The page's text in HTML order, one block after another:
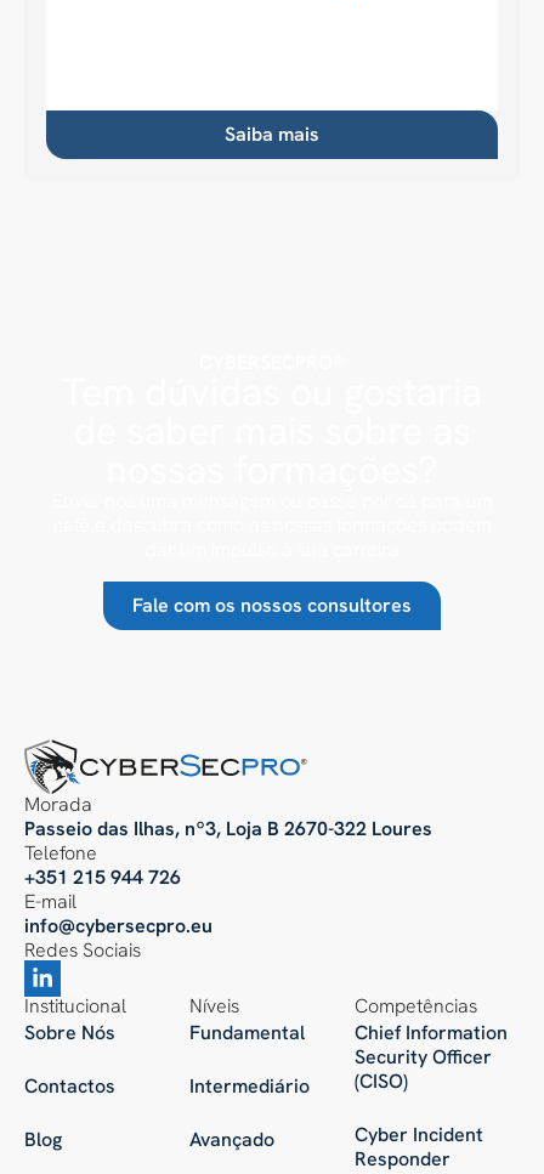
Saiba mais
Fale com os nossos consultores
Morada
Passeio das Ilhas, nº3, Loja B 2670-322 Loures
Telefone
+351 215 944 726
E-mail
info@cybersecpro.eu
Redes Sociais
Institucional
Sobre Nós
Contactos
Blog
Níveis
Fundamental
Intermediário
Avançado
Competências
Chief Information
Security Officer
(CISO)
Cyber Incident
Responder